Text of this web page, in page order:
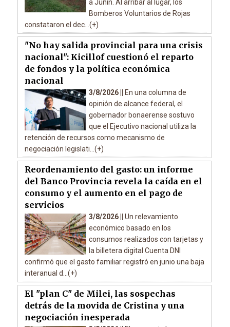
a Junín. Al arribar al lugar, los
Bomberos Voluntarios de Rojas
constataron el dec...(+)
"No hay salida provincial para una crisis
nacional": Kicillof cuestionó el reparto
de fondos y la política económica
nacional
3/8/2026 ||
En una columna de
opinión de alcance federal, el
gobernador bonaerense sostuvo
que el Ejecutivo nacional utiliza la
retención de recursos como mecanismo de
negociación legislati...(+)
Reordenamiento del gasto: un informe
del Banco Provincia revela la caída en el
consumo y el aumento en el pago de
servicios
3/8/2026 || Un relevamiento
económico basado en los
consumos realizados con tarjetas y
la billetera digital Cuenta DNI
confirmó que el gasto familiar registró en junio una baja
interanual d...(+)
El "plan C" de Milei, las sospechas
detrás de la movida de Cristina y una
negociación inesperada